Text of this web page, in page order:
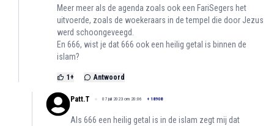
Meer meer als de agenda zoals ook een FariSegers het
uitvoerde, zoals de woekeraars in de tempel die door Jezus
werd schoongeveegd.
En 666, wist je dat 666 ook een heilig getal is binnen de
islam?
1 + Antwoord
Patt.T 07 juli 2023 om 20:06 + 18908
Als 666 een heilig getal is in de islam zegt mij dat